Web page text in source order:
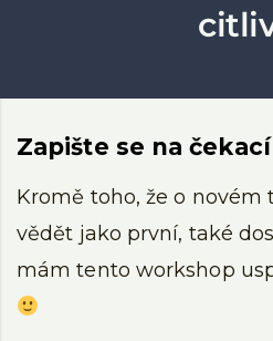
Zapište se na
Kromě toho, že o
vědět jako první, také
mám tento workshop